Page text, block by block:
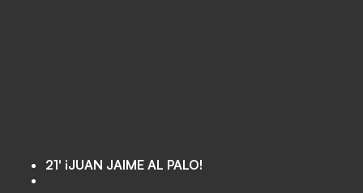
21' ¡JUAN JAIME AL PALO!